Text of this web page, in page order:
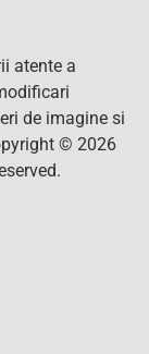
atente a
de imagine si
© 2026